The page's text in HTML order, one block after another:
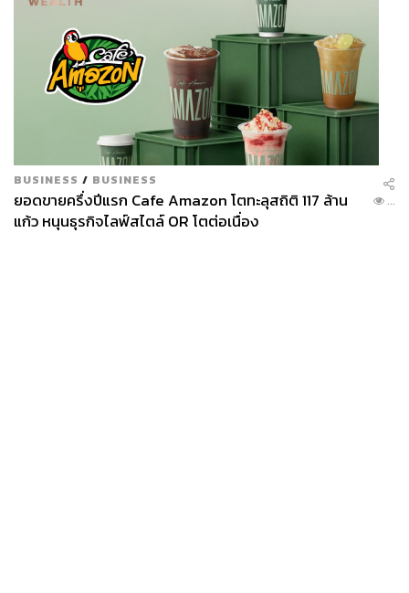
BUSINESS / BUSINESS
ยอดขายครึ่งปีแรก Cafe Amazon โตทะลุสถิติ 117 ล้าน
แก้ว หนุนธุรกิจไลฟ์สไตล์ OR โตต่อเนื่อง
...